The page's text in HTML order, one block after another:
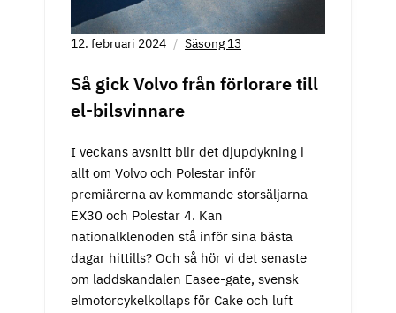
12. februari 2024 Säsong 13
Så gick Volvo från förlorare till
el-bilsvinnare
I veckans avsnitt blir det djupdykning i
allt om Volvo och Polestar inför
premiärerna av kommande storsäljarna
EX30 och Polestar 4. Kan
nationalklenoden stå inför sina bästa
dagar hittills? Och så hör vi det senaste
om laddskandalen Easee-gate, svensk
elmotorcykelkollaps för Cake och luft